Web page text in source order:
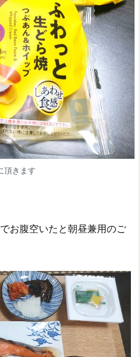
頂きます
お腹空いたと朝昼兼用のご